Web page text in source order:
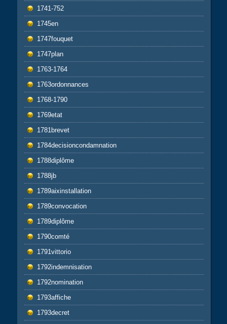
1741-752
1745en
1747fouquet
1747plan
1763-1764
1763ordonnances
1768-1790
1769etat
1781brevet
1784decisioncondamnation
1788diplôme
1788jb
1789aixinstallation
1789convocation
1789diplôme
1790comté
1791vittorio
1792indemnisation
1792nomination
1793affiche
1793decret